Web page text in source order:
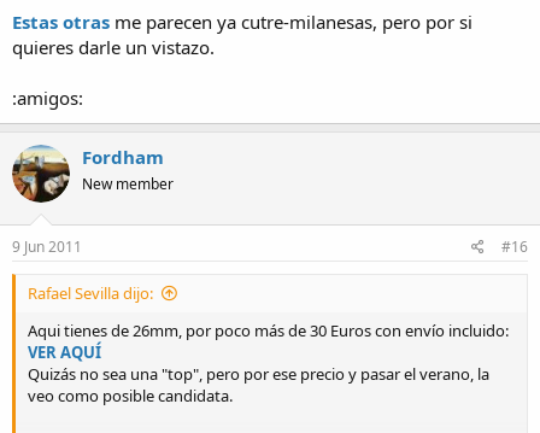
Estas otras me parecen ya cutre-milanesas, pero por si
quieres darle un vistazo.
:amigos:
Fordham
New member
9 Jun 2011 #16
Rafael Sevilla dijo:
Aqui tienes de 26mm, por poco más de 30 Euros con envío incluido:
VER AQUÍ
Quizás no sea una "top", pero por ese precio y pasar el verano, la
veo como posible candidata.